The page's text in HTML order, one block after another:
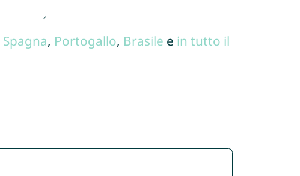
Spagna, Portogallo, Brasile e in tutto il